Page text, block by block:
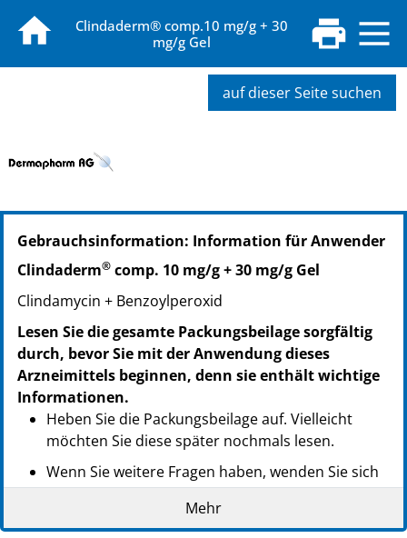
Clindaderm® comp.10 mg/g + 30
mg/g Gel
auf dieser Seite suchen
PZN: 17446183
PPN: 111744618388
PZN: 17446208
Gebrauchsinformation: Information für Anwender
Clindaderm® comp. 10 mg/g + 30 mg/g Gel
Clindamycin + Benzoylperoxid
Lesen Sie die gesamte Packungsbeilage sorgfältig
durch, bevor Sie mit der Anwendung dieses
Arzneimittels beginnen, denn sie enthält wichtige
Informationen.
Heben Sie die Packungsbeilage auf. Vielleicht
möchten Sie diese später nochmals lesen.
Wenn Sie weitere Fragen haben, wenden Sie sich
an Ihren Arzt oder Apotheker.
Dieses Arzneimittel wurde Ihnen persönlich
Mehr